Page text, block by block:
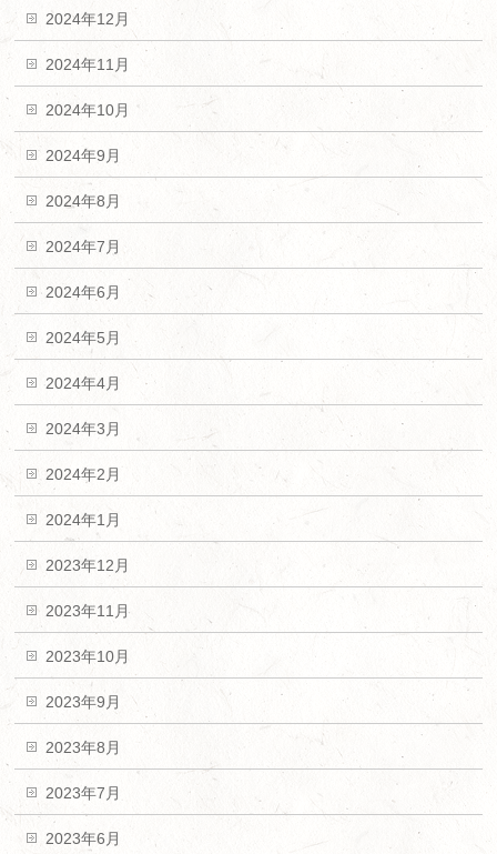
2024年12月
2024年11月
2024年10月
2024年9月
2024年8月
2024年7月
2024年6月
2024年5月
2024年4月
2024年3月
2024年2月
2024年1月
2023年12月
2023年11月
2023年10月
2023年9月
2023年8月
2023年7月
2023年6月